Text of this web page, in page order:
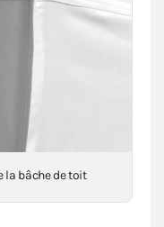
et intersections